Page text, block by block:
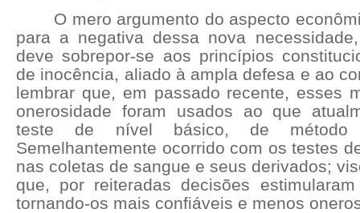
O mero argumento do aspecto
para a negativa dessa nova
deve sobrepor-se aos princípios
de inocência, aliado à ampla defesa e ao
lembrar que, em passado recente, esses
onerosidade foram usados ao que
teste de nível básico, de método
Semelhantemente ocorrido com os testes
nas coletas de sangue e seus derivados;
que, por reiteradas decisões
tornando-os mais confiáveis e menos